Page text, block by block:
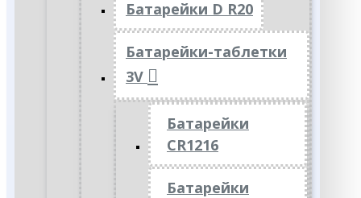
Батарейки D R20
Батарейки-таблетки
3V
Батарейки
CR1216
Батарейки